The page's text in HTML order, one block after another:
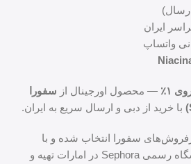
واتساپ
— محصول اورجینال از سفورا
با خرید از دبی و ارسال سریع به ایران.
سفورا انتخاب شده و با
ضمانت اصالت از فروشگاه رسمی Sephora در امارات تهیه و